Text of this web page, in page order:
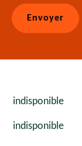
indisponible
indisponible